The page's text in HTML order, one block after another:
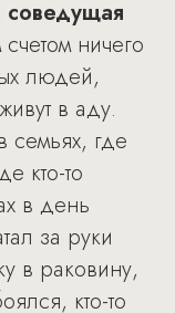
ничего
людей,
в аду.
семьях, где
кто-то
в день
за руки
в раковину,
кто-то